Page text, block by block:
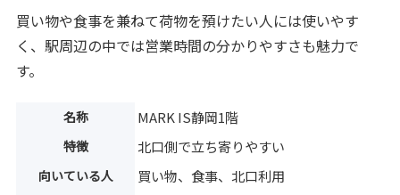
買い物や食事を兼ねて荷物を預けたい人には使いやす
く、駅周辺の中では営業時間の分かりやすさも魅力で
す。
名称 MARK IS静岡1階
特徴 北口側で立ち寄りやすい
向いている人 買い物、食事、北口利用